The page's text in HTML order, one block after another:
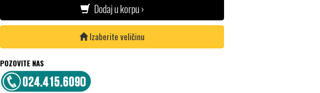
Dodaj u korpu ›
Izaberite veličinu
POZOVITE NAS